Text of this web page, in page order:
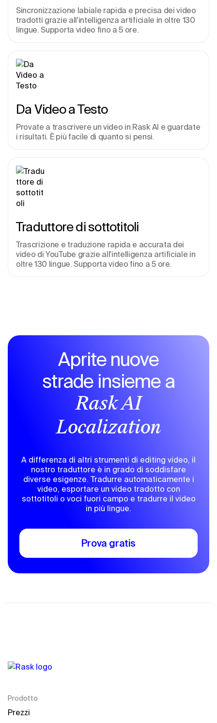
Sincronizzazione labiale rapida e precisa dei video
tradotti grazie all'intelligenza artificiale in oltre 130
lingue. Supporta video fino a 5 ore.
Da Video a Testo
Provate a trascrivere un video in Rask AI e guardate
i risultati. È più facile di quanto si pensi.
Traduttore di sottotitoli
Trascrizione e traduzione rapida e accurata dei
video di YouTube grazie all'intelligenza artificiale in
oltre 130 lingue. Supporta video fino a 5 ore.
Aprite nuove
strade insieme a
Rask AI
Localization
A differenza di altri strumenti di editing video, il
nostro traduttore è in grado di soddisfare
diverse esigenze. Tradurre automaticamente i
video, esportare un video tradotto con
sottotitoli o voci fuori campo e tradurre il video
in più lingue.
Prova gratis
Prodotto
Prezzi